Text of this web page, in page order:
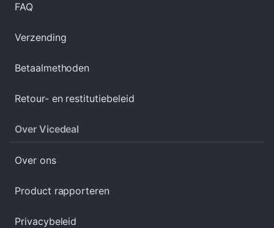
FAQ
Verzending
Betaalmethoden
Retour- en restitutiebeleid
Over Vicedeal
Over ons
Product rapporteren
Privacybeleid